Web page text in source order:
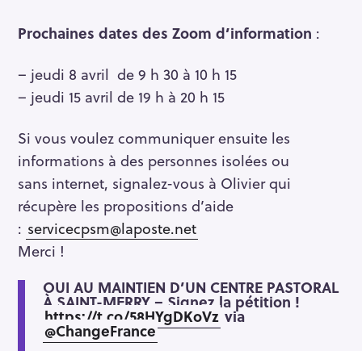
Prochaines dates des Zoom d’information :
– jeudi 8 avril de 9 h 30 à 10 h 15
– jeudi 15 avril de 19 h à 20 h 15
Si vous voulez communiquer ensuite les
informations à des personnes isolées ou
sans internet, signalez-vous à Olivier qui
récupère les propositions d’aide
: servicecpsm@laposte.net
Merci !
OUI AU MAINTIEN D’UN CENTRE PASTORAL
À SAINT-MERRY – Signez la pétition !
https://t.co/58HYgDKoVz via
@ChangeFrance